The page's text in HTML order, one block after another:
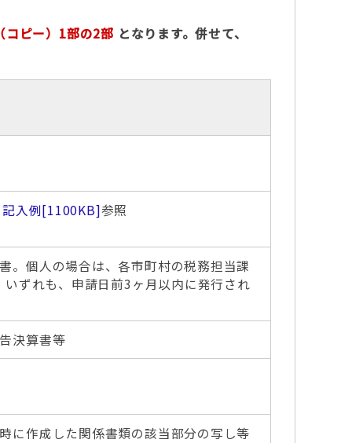
コピー）1部の2部 となります。併せて、
記入例[1100KB]参照
。個人の場合は、各市町村の税務担当課
ずれも、申請日前3ヶ月以内に発行され
決算書等
に作成した関係書類の該当部分の写し等